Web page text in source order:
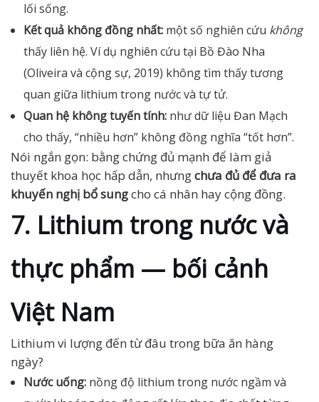
lối sống.
Kết quả không đồng nhất: một số nghiên cứu không
thấy liên hệ. Ví dụ nghiên cứu tại Bồ Đào Nha
(Oliveira và cộng sự, 2019) không tìm thấy tương
quan giữa lithium trong nước và tự tử.
Quan hệ không tuyến tính: như dữ liệu Đan Mạch
cho thấy, “nhiều hơn” không đồng nghĩa “tốt hơn”.
Nói ngắn gọn: bằng chứng đủ mạnh để làm giả
thuyết khoa học hấp dẫn, nhưngchưa đủ để đưa ra
khuyến nghị bổ sungcho cá nhân hay cộng đồng.
7. Lithium trong nước và
thực phẩm — bối cảnh
Việt Nam
Lithium vi lượng đến từ đâu trong bữa ăn hàng
ngày?
Nước uống: nồng độ lithium trong nước ngầm và